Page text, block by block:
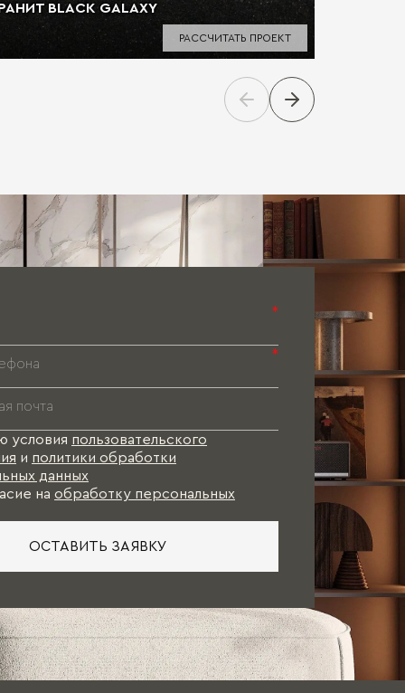
BLACK GALAXY
РАССЧИТАТЬ ПРОЕКТ
*
*
условия пользовательского
и политики обработки
данных
на обработку персональных
ОСТАВИТЬ ЗАЯВКУ